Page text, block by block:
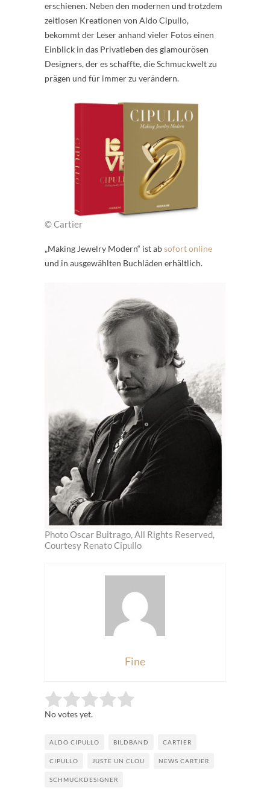
erschienen. Neben den modernen und trotzdem
zeitlosen Kreationen von Aldo Cipullo,
bekommt der Leser anhand vieler Fotos einen
Einblick in das Privatleben des glamourösen
Designers, der es schaffte, die Schmuckwelt zu
prägen und für immer zu verändern.
© Cartier
„Making Jewelry Modern“ ist absofort online
und in ausgewählten Buchläden erhältlich.
Photo Oscar Buitrago, All Rights Reserved,
Courtesy Renato Cipullo
Fine
Rate this item: Submit Rating
No votes yet.
ALDO CIPULLO BILDBAND CARTIER
CIPULLO JUSTE UN CLOU NEWS CARTIER
SCHMUCKDESIGNER